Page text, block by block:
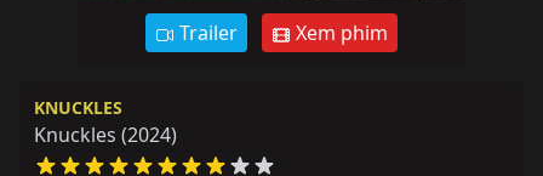
Trailer Xem phim
KNUCKLES
Knuckles (2024)